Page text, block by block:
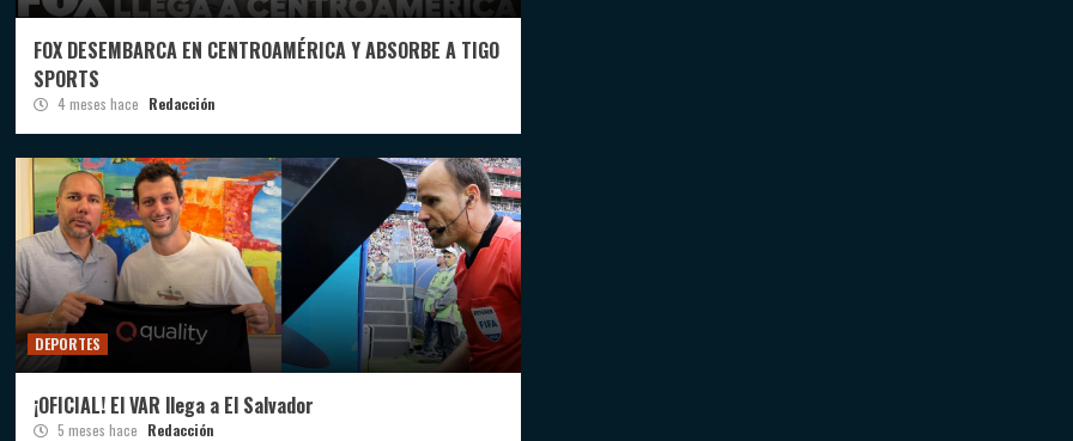
FOX DESEMBARCA EN CENTROAMÉRICA Y ABSORBE A TIGO
SPORTS
4 meses hace Redacción
DEPORTES
¡OFICIAL! El VAR llega a El Salvador
5 meses hace Redacción